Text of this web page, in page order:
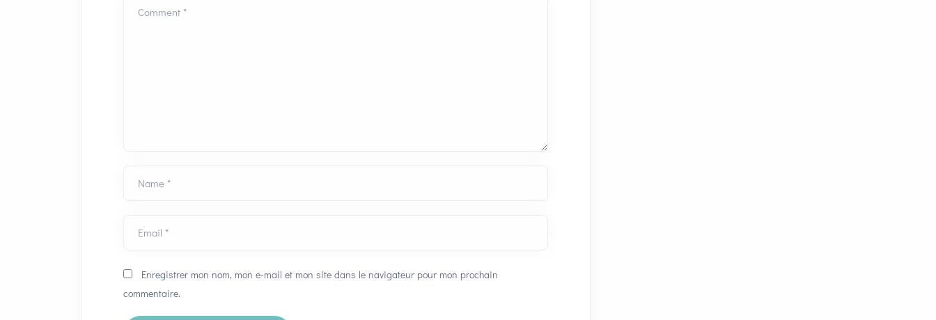
Comment *
Name *
Email *
Enregistrer mon nom, mon e-mail et mon site dans le navigateur pour mon prochain
commentaire.